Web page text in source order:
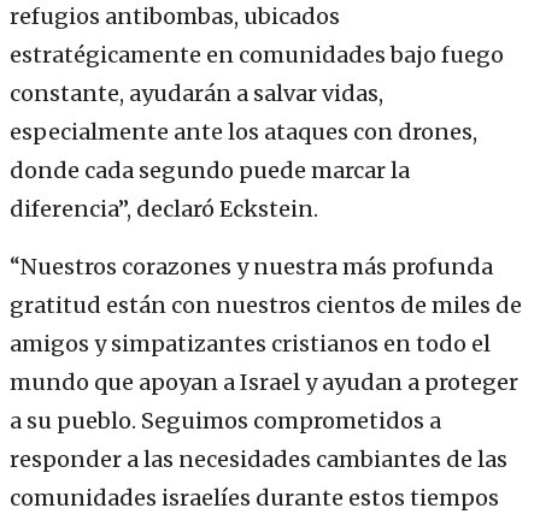
refugios antibombas, ubicados
estratégicamente en comunidades bajo fuego
constante, ayudarán a salvar vidas,
especialmente ante los ataques con drones,
donde cada segundo puede marcar la
diferencia”, declaró Eckstein.
“Nuestros corazones y nuestra más profunda
gratitud están con nuestros cientos de miles de
amigos y simpatizantes cristianos en todo el
mundo que apoyan a Israel y ayudan a proteger
a su pueblo. Seguimos comprometidos a
responder a las necesidades cambiantes de las
comunidades israelíes durante estos tiempos